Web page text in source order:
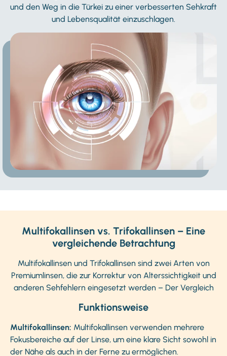
und den Weg in die Türkei zu einer verbesserten Sehkraft
und Lebensqualität einzuschlagen.
Multifokallinsen vs. Trifokallinsen – Eine
vergleichende Betrachtung
Multifokallinsen und Trifokallinsen sind zwei Arten von
Premiumlinsen, die zur Korrektur von Alterssichtigkeit und
anderen Sehfehlern eingesetzt werden – Der Vergleich
Funktionsweise
Multifokallinsen: Multifokallinsen verwenden mehrere
Fokusbereiche auf der Linse, um eine klare Sicht sowohl in
der Nähe als auch in der Ferne zu ermöglichen.